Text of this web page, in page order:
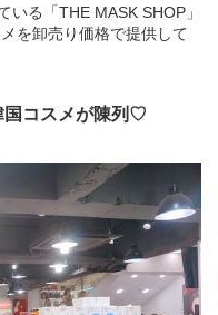
る「THE MASK SHOP」
を卸売り価格で提供して
国コスメが陳列♡